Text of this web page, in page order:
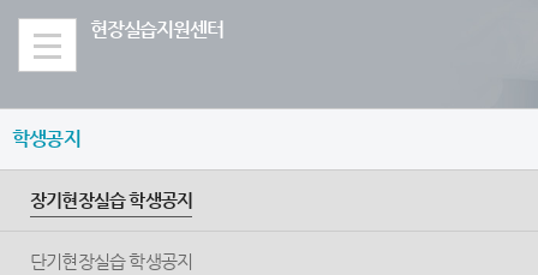
Skip Menu
현장실습지원센터
학생공지
장기현장실습 학생공지
단기현장실습 학생공지